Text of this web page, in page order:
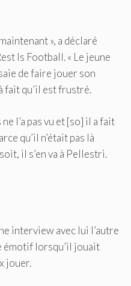
», a déclaré
Is Football. « Le jeune
de faire jouer son
fait qu’il est frustré.
l’a pas vu et [so] il a fait
qu’il n’était pas là
il s’en va à Pellestri.
interview avec lui l’autre
émotif lorsqu’il jouait
jouer.